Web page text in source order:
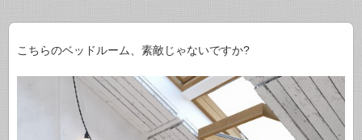
こちらのベッドルーム、素敵じゃないですか?